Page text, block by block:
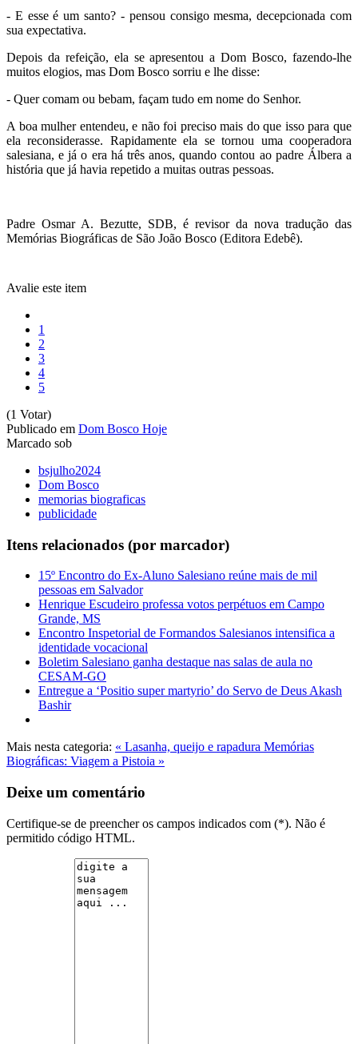
- E esse é um santo? - pensou consigo mesma, decepcionada com
sua expectativa.
Depois da refeição, ela se apresentou a Dom Bosco, fazendo-lhe
muitos elogios, mas Dom Bosco sorriu e lhe disse:
- Quer comam ou bebam, façam tudo em nome do Senhor.
A boa mulher entendeu, e não foi preciso mais do que isso para que
ela reconsiderasse. Rapidamente ela se tornou uma cooperadora
salesiana, e já o era há três anos, quando contou ao padre Álbera a
história que já havia repetido a muitas outras pessoas.
Padre Osmar A. Bezutte, SDB, é revisor da nova tradução das
Memórias Biográficas de São João Bosco (Editora Edebê).
Avalie este item
1
2
3
4
5
(1 Votar)
Publicado em Dom Bosco Hoje
Marcado sob
bsjulho2024
Dom Bosco
memorias biograficas
publicidade
Itens relacionados (por marcador)
15º Encontro do Ex-Aluno Salesiano reúne mais de mil
pessoas em Salvador
Henrique Escudeiro professa votos perpétuos em Campo
Grande, MS
Encontro Inspetorial de Formandos Salesianos intensifica a
identidade vocacional
Boletim Salesiano ganha destaque nas salas de aula no
CESAM-GO
Entregue a ‘Positio super martyrio’ do Servo de Deus Akash
Bashir
Mais nesta categoria: « Lasanha, queijo e rapadura Memórias
Biográficas: Viagem a Pistoia »
Deixe um comentário
Certifique-se de preencher os campos indicados com (*). Não é
permitido código HTML.